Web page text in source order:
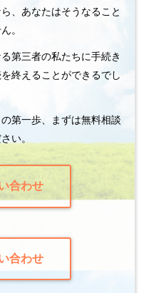
、あなたはそうなること
。
第三者の私たちに手続き
終えることができるでし
第一歩、まずは無料相談
い。
合わせ
合わせ